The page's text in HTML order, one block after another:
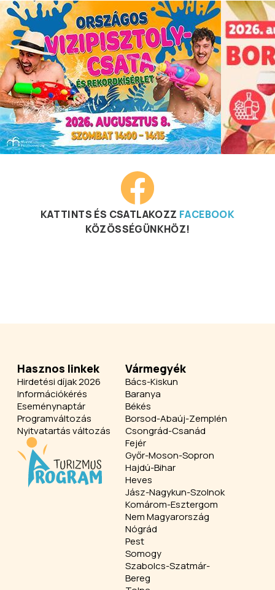
KATTINTS ÉS CSATLAKOZZ FACEBOOK
KÖZÖSSÉGÜNKHÖZ!
Hasznos linkek
Hirdetési díjak 2026
Információkérés
Eseménynaptár
Programváltozás
Nyitvatartás változás
Vármegyék
Bács-Kiskun
Baranya
Békés
Borsod-Abaúj-Zemplén
Csongrád-Csanád
Fejér
Győr-Moson-Sopron
Hajdú-Bihar
Heves
Jász-Nagykun-Szolnok
Komárom-Esztergom
Nem Magyarország
Nógrád
Pest
Somogy
Szabolcs-Szatmár-
Bereg